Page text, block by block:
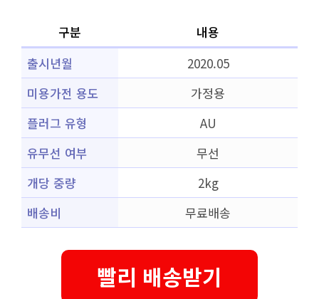
구분
내용
출시년월
2020.05
미용가전 용도
가정용
플러그 유형
AU
유무선 여부
무선
개당 중량
2kg
배송비
무료배송
빨리 배송받기